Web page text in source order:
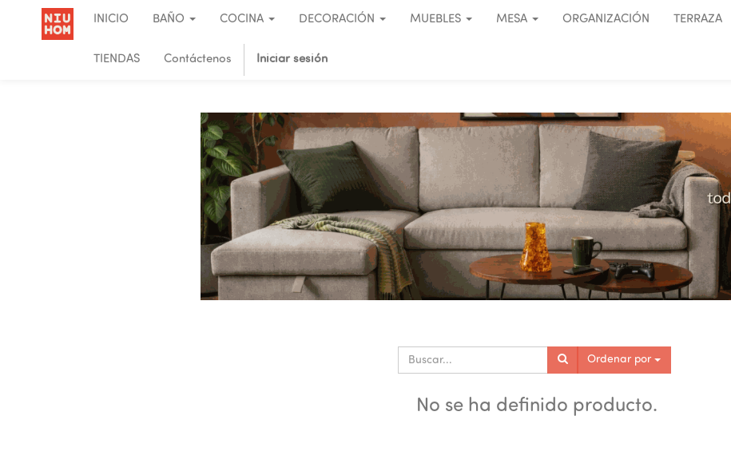
INICIO BAÑO COCINA DECORACIÓN MUEBLES MESA ORGANIZACIÓN TERRAZA
TIENDAS Contáctenos Iniciar sesión
.
Ordenar por
No se ha definido producto.